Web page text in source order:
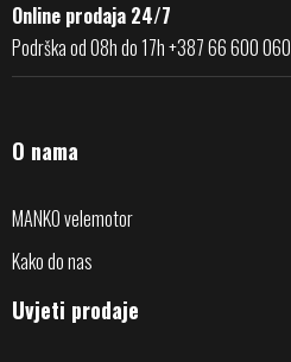
Online prodaja 24/7
Podrška od 08h do 17h +387 66 600 060
O nama
MANKO velemotor
Kako do nas
Uvjeti prodaje